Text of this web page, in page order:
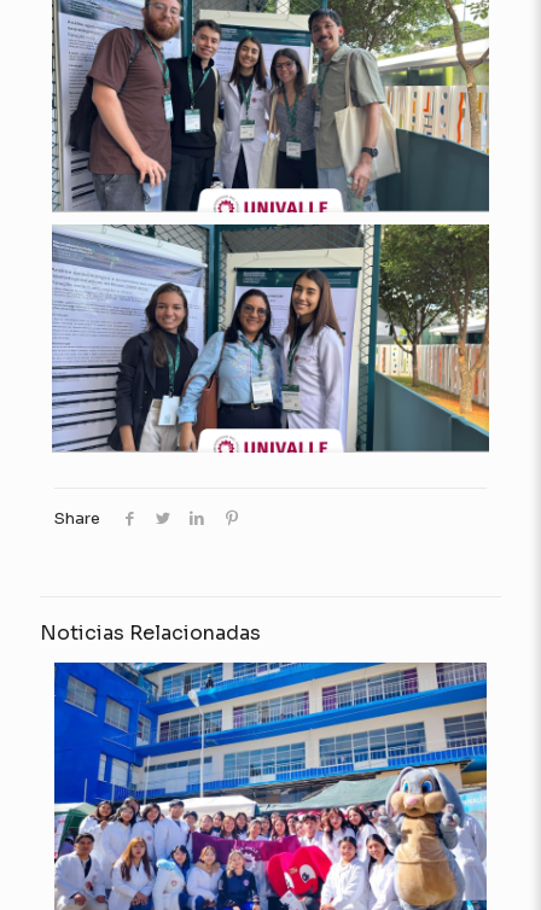
Share
Noticias Relacionadas